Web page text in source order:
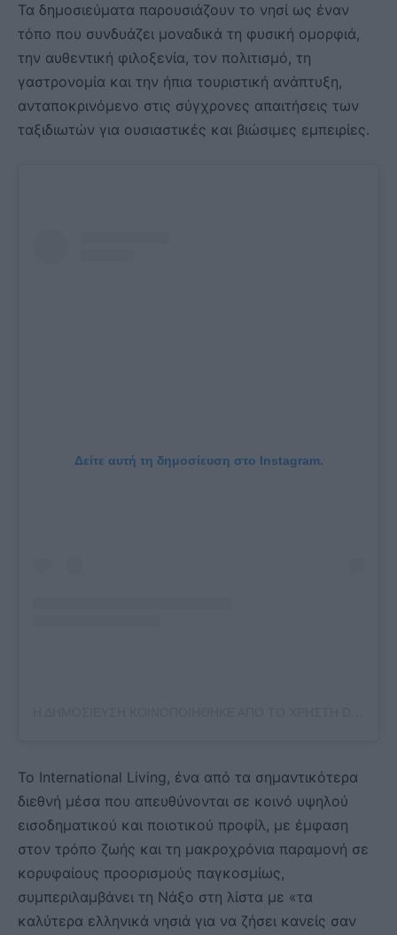
Τα δημοσιεύματα παρουσιάζουν το νησί ως έναν
τόπο που συνδυάζει μοναδικά τη φυσική ομορφιά,
την αυθεντική φιλοξενία, τον πολιτισμό, τη
γαστρονομία και την ήπια τουριστική ανάπτυξη,
ανταποκρινόμενο στις σύγχρονες απαιτήσεις των
ταξιδιωτών για ουσιαστικές και βιώσιμες εμπειρίες.
Δείτε αυτή τη δημοσίευση στο Instagram.
Το International Living, ένα από τα σημαντικότερα
διεθνή μέσα που απευθύνονται σε κοινό υψηλού
εισοδηματικού και ποιοτικού προφίλ, με έμφαση
στον τρόπο ζωής και τη μακροχρόνια παραμονή σε
κορυφαίους προορισμούς παγκοσμίως,
συμπεριλαμβάνει τη Νάξο στη λίστα με «τα
καλύτερα ελληνικά νησιά για να ζήσει κανείς σαν